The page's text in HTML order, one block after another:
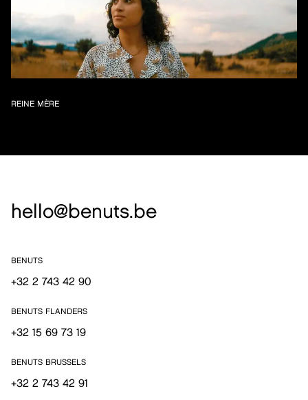
REINE MÈRE
hello@benuts.be
BENUTS
+32 2 743 42 90
BENUTS FLANDERS
+32 15 69 73 19
BENUTS BRUSSELS
+32 2 743 42 91